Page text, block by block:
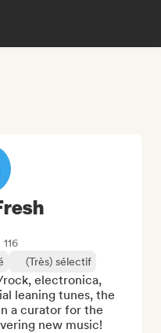
116
(Très) sélectif
electronica,
leaning tunes, the
a curator for the
new music!